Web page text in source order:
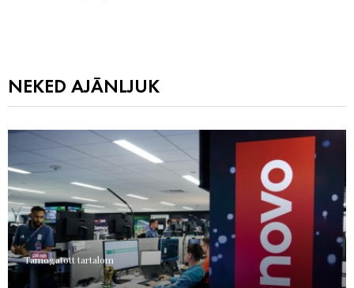
NEKED AJÁNLJUK
Támogatott tartalom